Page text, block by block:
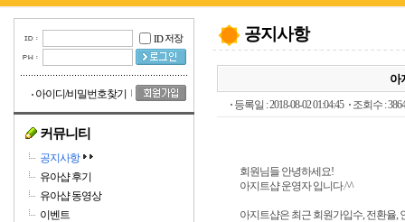
ID 저장
아이디/비밀번호찾기
커뮤니티
공지사항
유아샵 후기
유아샵 동영상
이벤트
공지사항
아
등록일 : 2018-08-02 01:04:45 조회수 :
회원님들 안녕하세요!
아지트샵 운영자 입니다.^^
아지트샵은 최근 회원가입수, 전환율,